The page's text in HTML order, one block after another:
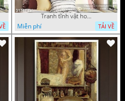
Tranh tĩnh vật hoa quả sơn dầu trang trí tường
Miễn phí
TẢI VỀ